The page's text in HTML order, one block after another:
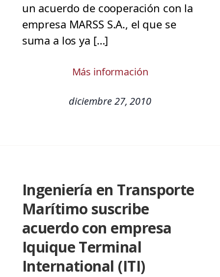
un acuerdo de cooperación con la
empresa MARSS S.A., el que se
suma a los ya […]
Más información
diciembre 27, 2010
Ingeniería en Transporte
Marítimo suscribe
acuerdo con empresa
Iquique Terminal
International (ITI)